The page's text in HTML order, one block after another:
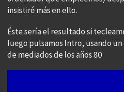
insistiré más en ello.
Éste sería el resultado si
luego pulsamos Intro, usando
de mediados de los años 80